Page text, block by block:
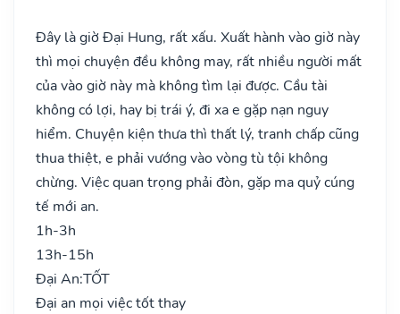
Đây là giờ Đại Hung, rất xấu. Xuất hành vào giờ này
thì mọi chuyện đều không may, rất nhiều người mất
của vào giờ này mà không tìm lại được. Cầu tài
không có lợi, hay bị trái ý, đi xa e gặp nạn nguy
hiểm. Chuyện kiện thưa thì thất lý, tranh chấp cũng
thua thiệt, e phải vướng vào vòng tù tội không
chừng. Việc quan trọng phải đòn, gặp ma quỷ cúng
tế mới an.
1h-3h
13h-15h
Đại An:TỐT
Đại an mọi việc tốt thay